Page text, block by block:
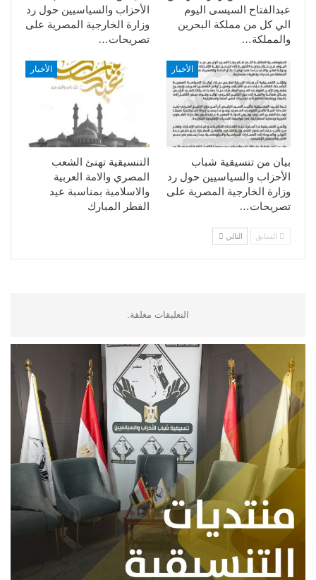
الأحزاب والسياسيين حول رد
وزارة الخارجية المصرية على
تصريحات…
عبدالفتاح السيسى اليوم
الي كل من مملكة البحرين
والمملكة…
الأخبار
التنسيقية تهنئ الشعب
المصري والامة العربية
والاسلامية بمناسبة عيد
الفطر المبارك
الأخبار
بيان من تنسيقية شباب
الأحزاب والسياسيين حول رد
وزارة الخارجية المصرية على
تصريحات…
السابق التالي
التعليقات مغلقة.